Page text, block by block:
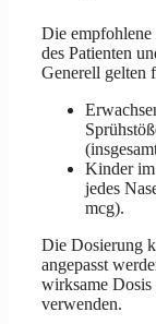
Die
des Patienten
Generell gelten
Kinder im
jedes
mcg).
Die Dosierung
angepasst
wirksame
verwenden.